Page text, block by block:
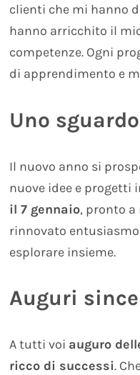
clienti che mi hanno
hanno arricchito il
competenze. Ogni
di apprendimento e
Uno
Il nuovo anno si
nuove idee e progetti
il 7 gennaio, pronto
rinnovato
esplorare insieme.
Auguri
A tutti voi auguro
ricco di successi.